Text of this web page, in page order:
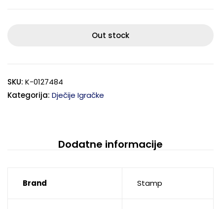
Out stock
SKU: K-0127484
Kategorija: Dječije Igračke
Dodatne informacije
Brand Stamp